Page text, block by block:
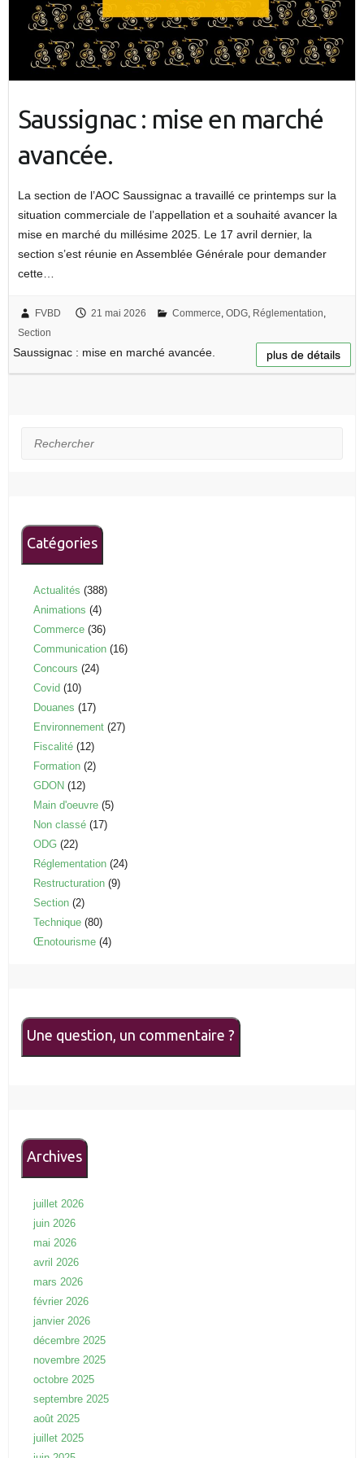
Saussignac : mise en marché
avancée.
La section de l’AOC Saussignac a travaillé ce printemps sur la
situation commerciale de l’appellation et a souhaité avancer la
mise en marché du millésime 2025. Le 17 avril dernier, la
section s’est réunie en Assemblée Générale pour demander
cette…
FVBD 21 mai 2026 Commerce, ODG, Réglementation,
Section
Saussignac : mise en marché avancée. plus de détails
Rechercher
Catégories
Actualités (388)
Animations (4)
Commerce (36)
Communication (16)
Concours (24)
Covid (10)
Douanes (17)
Environnement (27)
Fiscalité (12)
Formation (2)
GDON (12)
Main d'oeuvre (5)
Non classé (17)
ODG (22)
Réglementation (24)
Restructuration (9)
Section (2)
Technique (80)
Œnotourisme (4)
Une question, un commentaire ?
Archives
juillet 2026
juin 2026
mai 2026
avril 2026
mars 2026
février 2026
janvier 2026
décembre 2025
novembre 2025
octobre 2025
septembre 2025
août 2025
juillet 2025